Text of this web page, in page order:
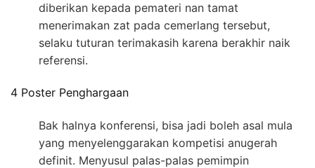
diberikan kepada pemateri nan tamat
menerimakan zat pada cemerlang tersebut,
selaku tuturan terimakasih karena berakhir naik
referensi.
4 Poster Penghargaan
Bak halnya konferensi, bisa jadi boleh asal mula
yang menyelenggarakan kompetisi anugerah
definit. Menyusul palas-palas pemimpin